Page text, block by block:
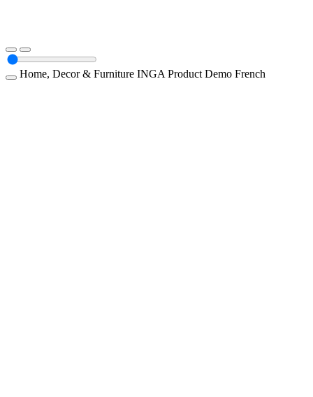
Home, Decor & Furniture INGA Product Demo French